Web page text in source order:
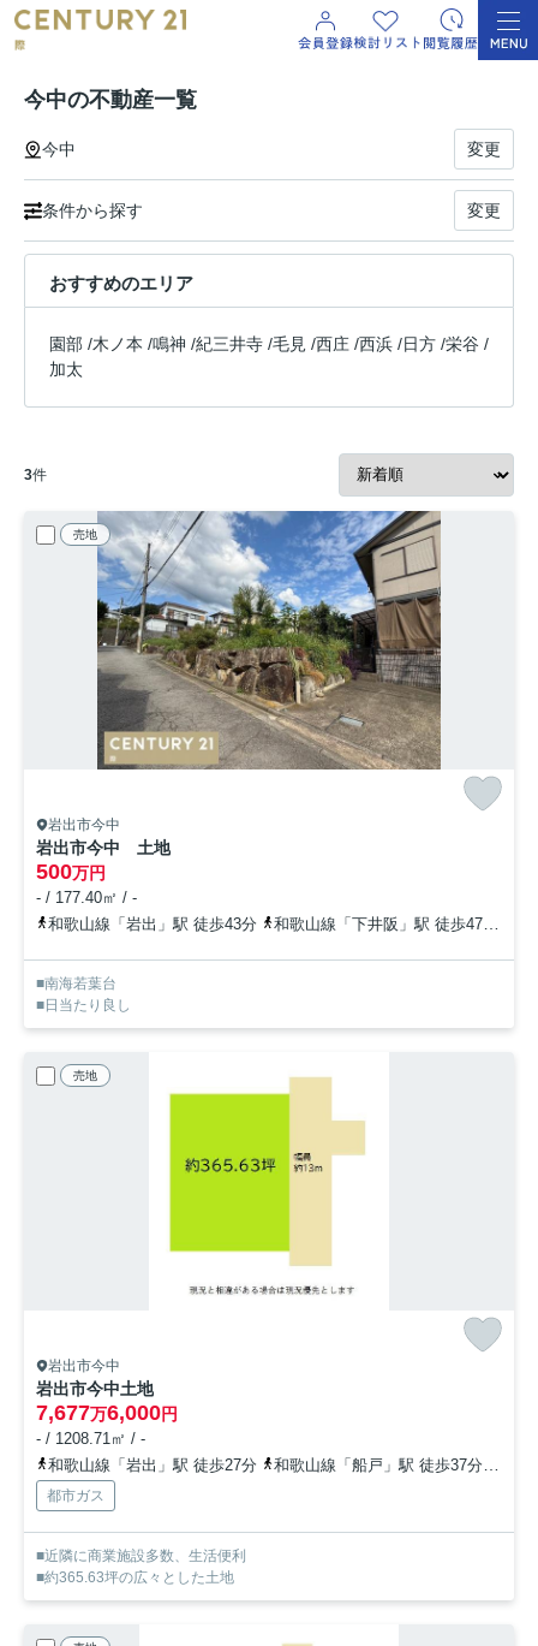
今中の不動産一覧
今中 変更
条件から探す 変更
おすすめのエリア
園部 /木ノ本 /鳴神 /紀三井寺 /毛見 /西庄 /西浜 /日方 /栄谷 /
加太
3件
売地
岩出市今中
岩出市今中 土地
500万円
- / 177.40㎡ / -
和歌山線「岩出」駅 徒歩43分
和歌山線「下井阪」駅 徒歩47分
■南海若葉台
■日当たり良し
売地
岩出市今中
岩出市今中土地
7,677万6,000円
- / 1208.71㎡ / -
和歌山線「岩出」駅 徒歩27分
和歌山線「船戸」駅 徒歩37分
都市ガス
■近隣に商業施設多数、生活便利
■約365.63坪の広々とした土地